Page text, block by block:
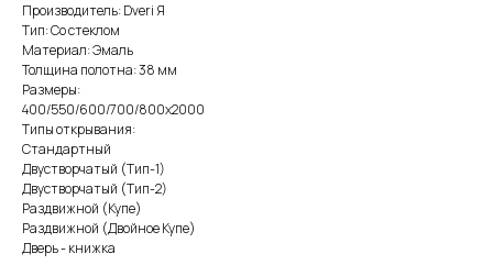
Производитель: Dveri Я
Тип: Со стеклом
Материал: Эмаль
Толщина полотна: 38 мм
Размеры:
400/550/600/700/800х2000
Типы открывания:
Стандартный
Двустворчатый (Тип-1)
Двустворчатый (Тип-2)
Раздвижной (Купе)
Раздвижной (Двойное Купе)
Дверь - книжка